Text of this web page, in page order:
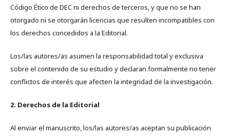
Código Ético de DEC ni derechos de terceros, y que no se han
otorgado ni se otorgarán licencias que resulten incompatibles con
los derechos concedidos a la Editorial.
Los/las autores/as asumen la responsabilidad total y exclusiva
sobre el contenido de su estudio y declaran formalmente no tener
conflictos de interés que afecten la integridad de la investigación.
2. Derechos de la Editorial
Al enviar el manuscrito, los/las autores/as aceptan su publicación